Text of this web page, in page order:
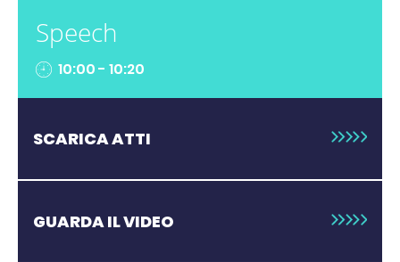
Speech
10:00 - 10:20
SCARICA ATTI
GUARDA IL VIDEO